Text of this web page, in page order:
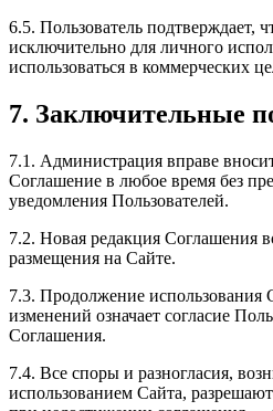
6.5. Пользователь подтверждает,
исключительно для личного
использоваться в коммерческих
7. Заключительные
7.1. Администрация вправе
Соглашение в любое время без
уведомления Пользователей.
7.2. Новая редакция Соглашения
размещения на Сайте.
7.3. Продолжение использования
изменений означает согласие
Соглашения.
7.4. Все споры и разногласия,
использованием Сайта,